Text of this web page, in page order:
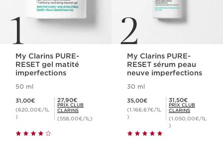
1
My Clarins PURE-
RESET gel matité
imperfections
50 ml
31,00€
(620,00€/1L
)
Prix Club Clarins 27,90€
27,90€
PRIX CLUB
CLARINS
(558,00€/1L)
2
My Clarins PURE-
RESET sérum peau
neuve imperfections
30 ml
35,00€
(1.166,67€/1L
)
Prix Club Clarins 31,50€
31,50€
PRIX CLUB
CLARINS
(1.050,00€/1L
)